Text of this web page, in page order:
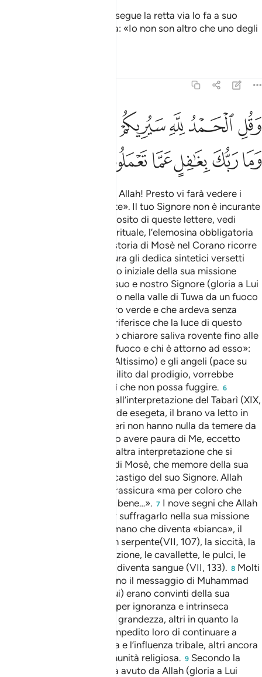
e di recitare il Corano. Chi segue la retta via lo fa a suo
vantaggio. E di’ a chi si svia: «Io non son altro che uno degli
وقل الحمد لله سيريكم اياته فتعرفونها وما ربك بغافل عما تعملون ٩٣
وَقُلِ ٱلْحَمْدُ لِلَّهِ سَيُرِيكُمْ ءَايَـٰتِهِۦ فَتَعْرِفُونَهَا ۚ وَمَا رَبُّكَ بِغَـٰفِلٍ عَمَّا تَعْمَلُونَ ٩٣
ﲀﲁﲂﲃ
ﲇﲈﲉﲊﲋ
Di’: «La lode appartiene ad Allah! Presto vi farà vedere i
Suoi segni e li riconoscerete». Il tuo Signore non è incurante
A proposito di queste lettere, vedi
L’adorazione rituale, l’elemosina obbligatoria
La storia di Mosè nel Corano ricorre
frequentemente. Questa sura gli dedica sintetici versetti
che riferiscono sull’episodio iniziale della sua missione
profetica: l’incontro con il suo e nostro Signore (gloria a Lui
l’Altissimo). Mosè fu attirato nella valle di Tuwa da un fuoco
che divampava da un albero verde e che ardeva senza
consumarlo. La tradizione riferisce che la luce di questo
fuoco era verdastra e il suo chiarore saliva rovente fino alle
«Colui Che è nel fuoco e chi è attorno ad esso»:
Allah Stesso (gloria a Lui l’Altissimo) e gli angeli (pace su
Mosè è annichilito dal prodigio, vorrebbe
sottrarsi, ma qualcosa fa sì che non possa fuggire. 6
Abbiamo tradotto in base all’interpretazione del Tabarì (XIX,
137). Secondo questo grande esegeta, il brano va letto in
questi termini: «i messaggeri non hanno nulla da temere da
Me. Gli altri uomini possono avere paura di Me, eccetto
coloro che…». C’è forse un’altra interpretazione che si
riferisce al caso specifico di Mosè, che memore della sua
condotta passata, teme il castigo del suo Signore. Allah
(gloria a Lui l’Altissimo) lo rassicura «ma per coloro che
sostituiscono il male con il bene…». 7 I nove segni che Allah
Altissimo dette a Mosè per suffragarlo nella sua missione
presso Faraone, oltre alla mano che diventa «bianca», il
bastone che si trasforma in serpente(VII, 107), la siccità, la
carestia (VII, 130), l’inondazione, le cavallette, le pulci, le
rane e l’acqua del Nilo che diventa sangue (VII, 133). 8 Molti
di quelli che non accettarono il messaggio di Muhammad
(pace e benedizioni su di lui) erano convinti della sua
veridicità. Alcuni lo fecero per ignoranza e intrinseca
incapacità di percepirne la grandezza, altri in quanto la
shariah islamica avrebbe impedito loro di continuare a
prevaricare usando la forza e l’influenza tribale, altri ancora
per interesse di clan o comunità religiosa. 9 Secondo la
tradizione Salomone aveva avuto da Allah (gloria a Lui